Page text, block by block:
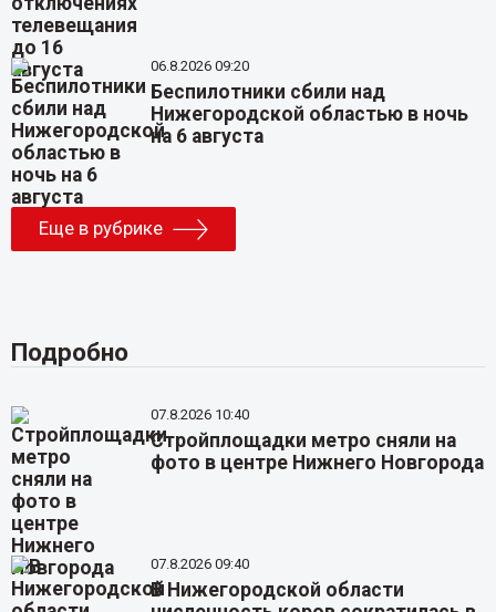
06.8.2026 09:20
Беспилотники сбили над
Нижегородской областью в ночь
на 6 августа
Еще в рубрике
Подробно
07.8.2026 10:40
Стройплощадки метро сняли на
фото в центре Нижнего Новгорода
07.8.2026 09:40
В Нижегородской области